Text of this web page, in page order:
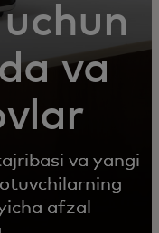
va
va yangi
afzal